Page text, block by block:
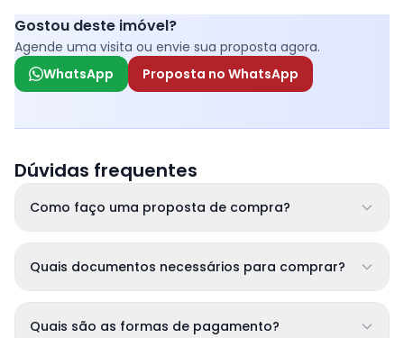
Gostou deste imóvel?
Agende uma visita ou envie sua proposta agora.
WhatsApp
Proposta no WhatsApp
Dúvidas frequentes
Como faço uma proposta de compra?
Quais documentos necessários para comprar?
Quais são as formas de pagamento?